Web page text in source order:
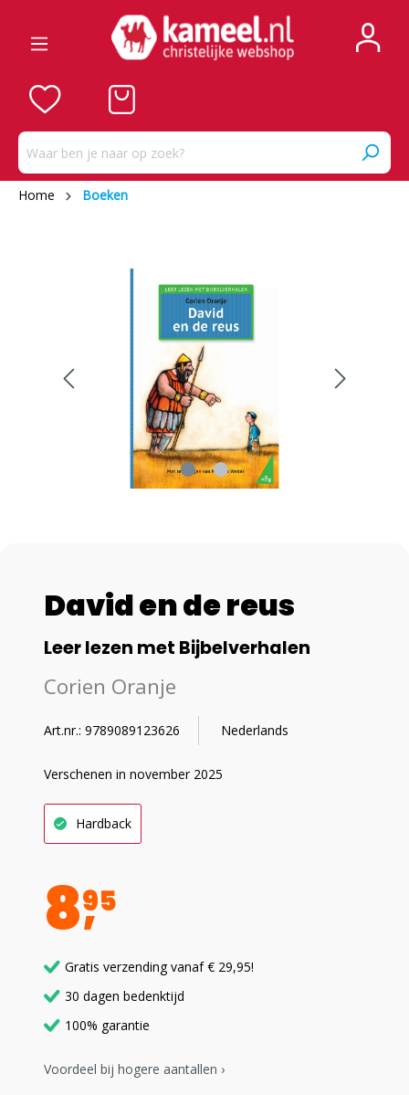
Home Boeken
David en de reus
Leer lezen met Bijbelverhalen
Corien Oranje
Art.nr.: 9789089123626 Nederlands
Verschenen in november 2025
Hardback
895
Gratis verzending vanaf € 29,95!
30 dagen bedenktijd
100% garantie
Voordeel bij hogere aantallen ›